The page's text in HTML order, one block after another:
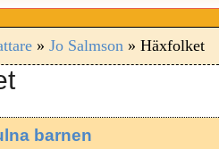
» Jo Salmson» Häxfolket
barnen